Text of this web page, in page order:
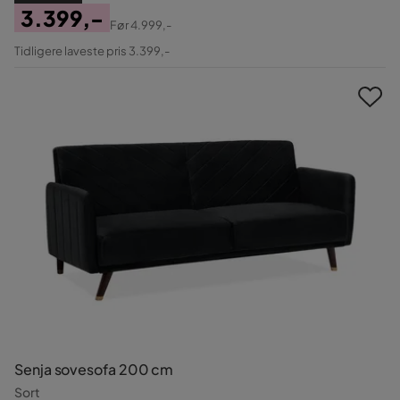
Pris
3.399,-
Original
Før4.999,-
Tidligere laveste pris 3.399,-
Senja sovesofa 200 cm
Sort